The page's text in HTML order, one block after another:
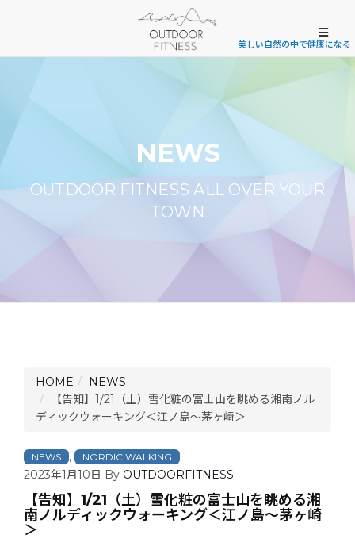
美しい自然の中で健康になる
NEWS
OUTDOOR FITNESS ALL OVER YOUR
TOWN
HOME
NEWS
【告知】1/21（土）雪化粧の富士山を眺める湘南ノル
ディックウォーキング＜江ノ島〜茅ヶ崎＞
NEWS , NORDIC WALKING
2023年1月10日 By OUTDOORFITNESS
【告知】1/21（土）雪化粧の富士山を眺める湘
南ノルディックウォーキング＜江ノ島〜茅ヶ崎
＞